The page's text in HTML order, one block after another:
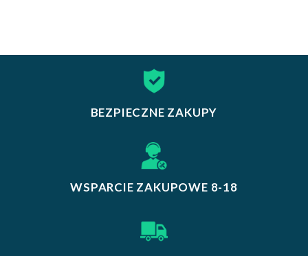
BEZPIECZNE ZAKUPY
WSPARCIE ZAKUPOWE 8-18